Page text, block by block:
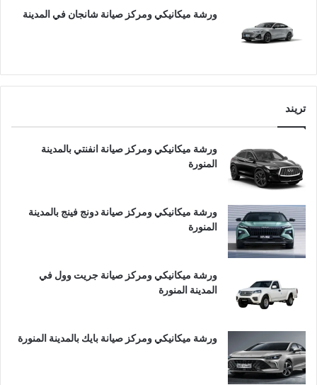
ورشة ميكانيكي ومركز صيانة شانجان في المدينة
تريند
ورشة ميكانيكي ومركز صيانة انفنتي بالمدينة
المنورة
ورشة ميكانيكي ومركز صيانة دونج فينج بالمدينة
المنورة
ورشة ميكانيكي ومركز صيانة جريت وول في
المدينة المنورة
ورشة ميكانيكي ومركز صيانة بايك بالمدينة المنورة